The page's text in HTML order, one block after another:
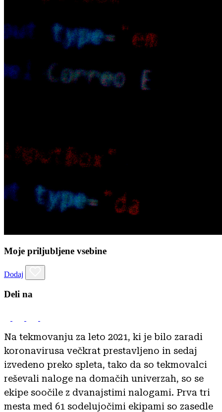
Moje priljubljene vsebine
Dodaj
Deli na
Na tekmovanju za leto 2021, ki je bilo zaradi
koronavirusa večkrat prestavljeno in sedaj
izvedeno preko spleta, tako da so tekmovalci
reševali naloge na domačih univerzah, so se
ekipe soočile z dvanajstimi nalogami. Prva tri
mesta med 61 sodelujočimi ekipami so zasedle